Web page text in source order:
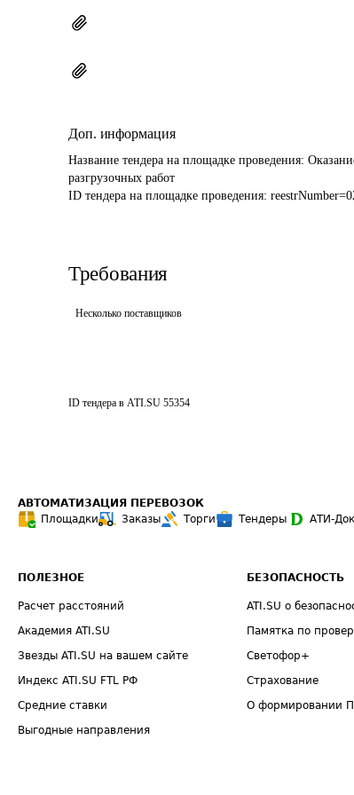
Доп. информация
Название тендера на площадке проведения:
разгрузочных работ
ID тендера на площадке проведения:
Требования
Несколько поставщиков
ID тендера в ATI.SU 55354
АВТОМАТИЗАЦИЯ ПЕРЕВОЗОК
Площадки
Заказы Торги Тендеры АТИ-
ПОЛЕЗНОЕ
Расчет расстояний
Академия ATI.SU
Звезды ATI.SU на вашем сайте
Индекс ATI.SU FTL РФ
Средние ставки
Выгодные направления
БЕЗОПАСНОСТЬ
ATI.SU о
Памятка по
Светофор+
Страхование
О формировании